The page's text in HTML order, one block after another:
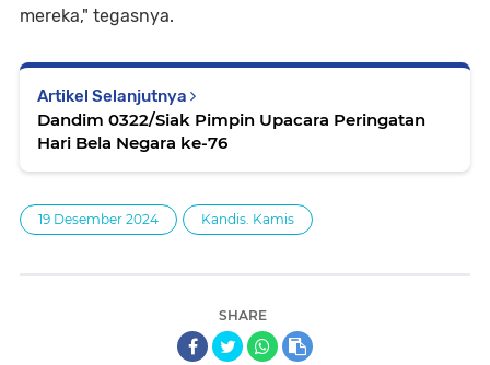
mereka," tegasnya.
Artikel Selanjutnya
Dandim 0322/Siak Pimpin Upacara Peringatan
Hari Bela Negara ke-76
19 Desember 2024 Kandis. Kamis
SHARE